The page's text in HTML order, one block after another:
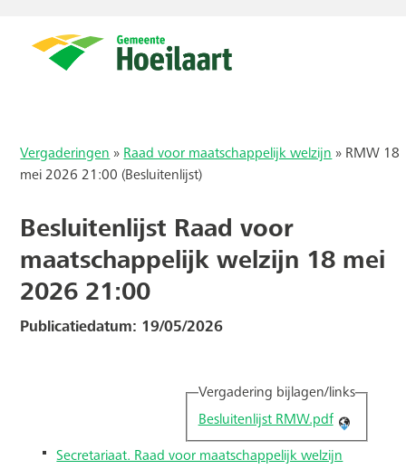
Vergaderingen » Raad voor maatschappelijk welzijn » RMW 18
mei 2026 21:00 (Besluitenlijst)
Besluitenlijst Raad voor
maatschappelijk welzijn 18 mei
2026 21:00
Publicatiedatum: 19/05/2026
Vergadering bijlagen/links
Besluitenlijst RMW.pdf
Secretariaat. Raad voor maatschappelijk welzijn